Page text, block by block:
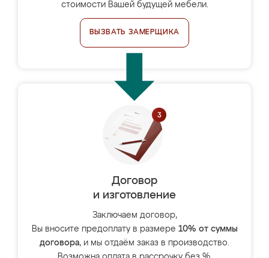
стоимости Вашей будущей мебели.
ВЫЗВАТЬ ЗАМЕРЩИКА
Договор
и изготовление
Заключаем договор,
Вы вносите предоплату в размере 10% от суммы
договора, и мы отдаём заказ в производство.